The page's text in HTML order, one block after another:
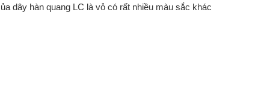
dây hàn quang LC là vỏ có rất nhiều màu sắc khác